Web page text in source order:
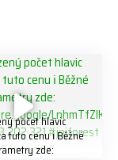
počet hlavic
tuto cenu ℹ️ Běžné
zde: